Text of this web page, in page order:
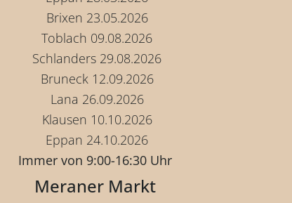
Brixen 23.05.2026
Toblach 09.08.2026
Schlanders 29.08.2026
Bruneck 12.09.2026
Lana 26.09.2026
Klausen 10.10.2026
Eppan 24.10.2026
Immer von 9:00-16:30 Uhr
Meraner Markt